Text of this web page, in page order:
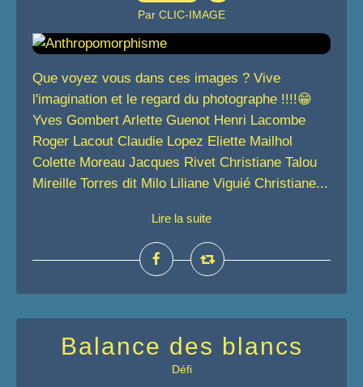
Par CLIC-IMAGE
Que voyez vous dans ces images ? Vive
l'imagination et le regard du photographe !!!!😁
Yves Gombert Arlette Guenot Henri Lacombe
Roger Lacout Claudie Lopez Eliette Mailhol
Colette Moreau Jacques Rivet Christiane Talou
Mireille Torres dit Milo Liliane Viguié Christiane...
Lire la suite
Balance des blancs
Défi